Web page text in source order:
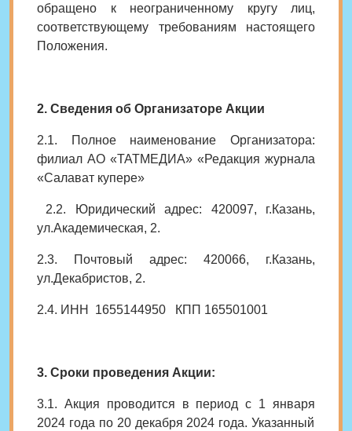
обращено к неограниченному кругу лиц,
соответствующему требованиям настоящего
Положения.
2. Сведения об Организаторе Акции
2.1. Полное наименование Организатора:
филиал АО «ТАТМЕДИА» «Редакция журнала
«Салават купере»
2.2. Юридический адрес: 420097, г.Казань,
ул.Академическая, 2.
2.3. Почтовый адрес: 420066, г.Казань,
ул.Декабристов, 2.
2.4. ИНН 1655144950 КПП 165501001
3. Сроки проведения Акции:
3.1. Акция проводится в период с 1 января
2024 года по 20 декабря 2024 года. Указанный